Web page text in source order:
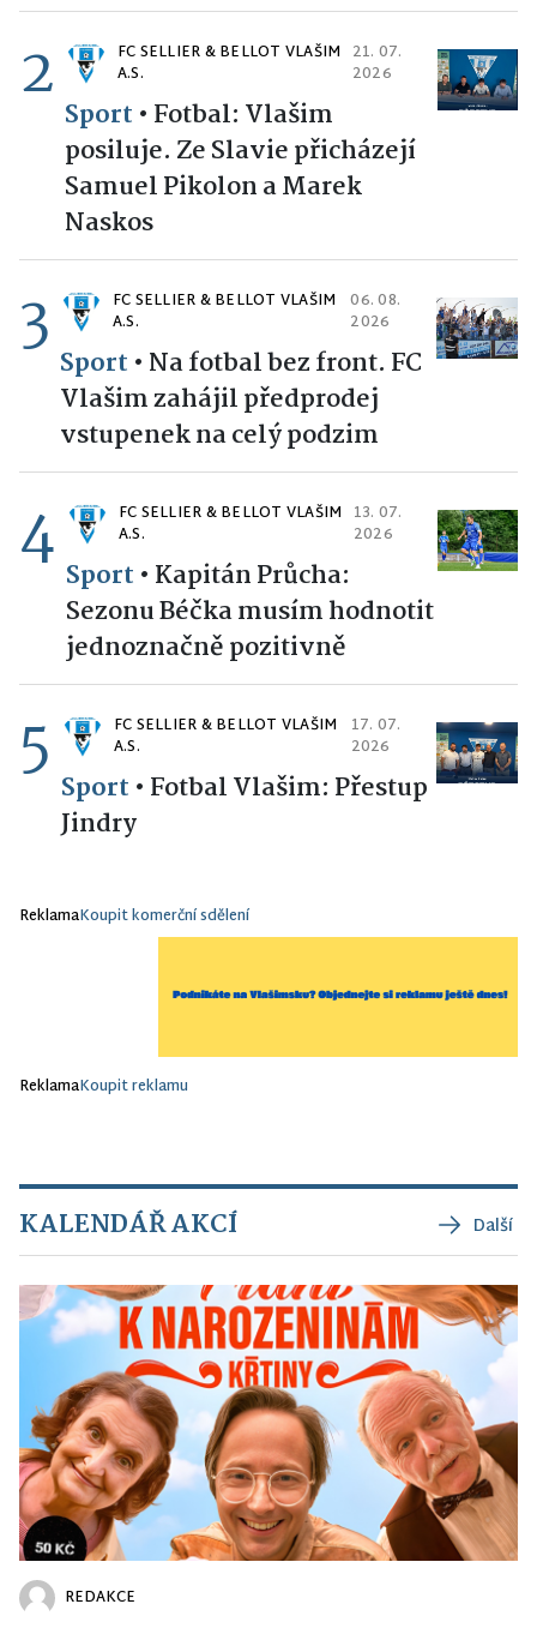
2
FC SELLIER & BELLOT VLAŠIM
A.S.
21. 07.
2026
Sport • Fotbal: Vlašim
posiluje. Ze Slavie přicházejí
Samuel Pikolon a Marek
Naskos
3
FC SELLIER & BELLOT VLAŠIM
A.S.
06. 08.
2026
Sport • Na fotbal bez front. FC
Vlašim zahájil předprodej
vstupenek na celý podzim
4
FC SELLIER & BELLOT VLAŠIM
A.S.
13. 07.
2026
Sport • Kapitán Průcha:
Sezonu Béčka musím hodnotit
jednoznačně pozitivně
5
FC SELLIER & BELLOT VLAŠIM
A.S.
17. 07.
2026
Sport • Fotbal Vlašim: Přestup
Jindry
ReklamaKoupit komerční sdělení
ReklamaKoupit reklamu
KALENDÁŘ AKCÍ Další
REDAKCE